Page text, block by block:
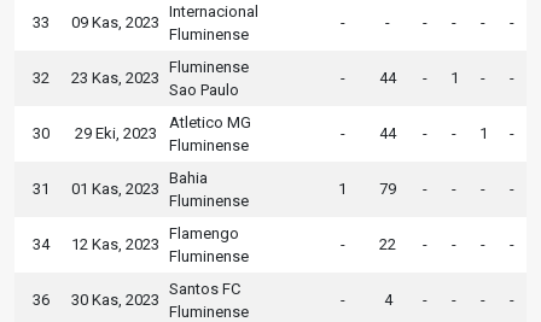
33 09 Kas, 2023
Internacional
Fluminense
- - - - - -
32 23 Kas, 2023
Fluminense
Sao Paulo
- 44 - 1 - -
30 29 Eki, 2023
Atletico MG
Fluminense
- 44 - - 1 -
31 01 Kas, 2023
Bahia
Fluminense
1 79 - - - -
34 12 Kas, 2023
Flamengo
Fluminense
- 22 - - - -
36 30 Kas, 2023
Santos FC
Fluminense
- 4 - - - -